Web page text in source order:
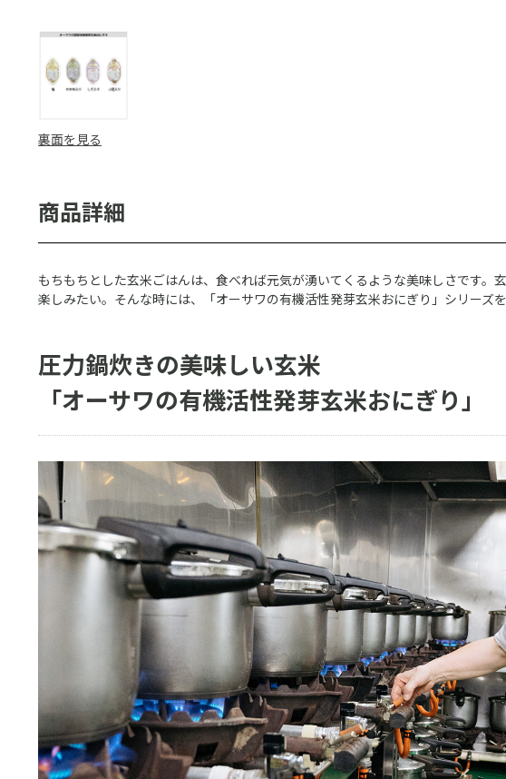
裏面を見る
もちもちとした玄米ごはんは、食べれば元気が湧いてくるような美味しさです。
楽しみたい。そんな時には、「オーサワの有機活性発芽玄米おにぎり」シリーズ
圧力鍋炊きの美味しい玄米
「オーサワの有機活性発芽玄米おにぎり」